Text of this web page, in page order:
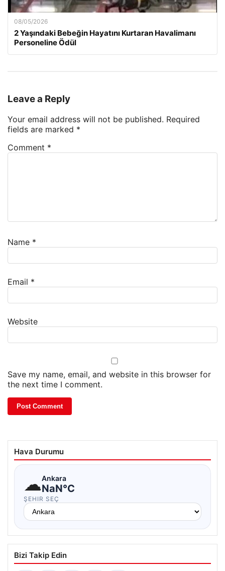
08/05/2026
2 Yaşındaki Bebeğin Hayatını Kurtaran Havalimanı
Personeline Ödül
Leave a Reply
Your email address will not be published. Required
fields are marked *
Comment *
Name *
Email *
Website
Save my name, email, and website in this browser for
the next time I comment.
Hava Durumu
☁Ankara
NaN°C
ŞEHIR SEÇ
Bizi Takip Edin